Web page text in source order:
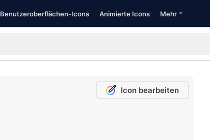
Benutzeroberflächen-Icons Animierte Icons Mehr
Icon bearbeiten